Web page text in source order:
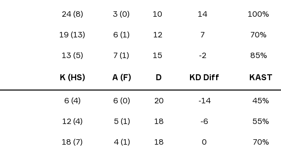
24 (8) 3 (0) 10 14 100%
19 (13) 6 (1) 12 7 70%
13 (5) 7 (1) 15 -2 85%
K (HS) A (F) D KD Diff KAST
6 (4) 6 (0) 20 -14 45%
12 (4) 5 (1) 18 -6 55%
18 (7) 4 (1) 18 0 70%